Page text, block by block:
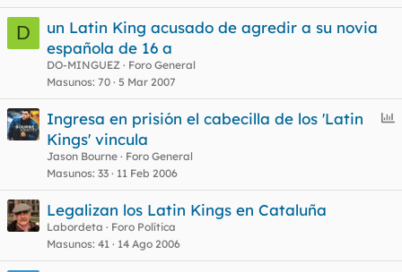
a
D
un Latin King acusado de agredir a su novia
española de 16 a
DO-MINGUEZ
Foro General
Masunos 70 5 Mar 2007
E
e
Ingresa en prisión el cabecilla de los 'Latin
Kings' vincula
Jason Bourne
Foro General
Masunos 33 11 Feb 2006
Legalizan los Latin Kings en Cataluña
Labordeta
Foro Política
Masunos 41 14 Ago 2006